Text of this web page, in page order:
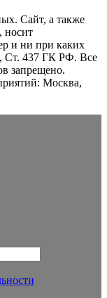
Сайт, а также
носит
и ни при каких
Ст. 437 ГК РФ. Все
запрещено.
Москва,